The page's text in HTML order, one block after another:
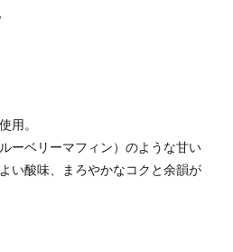
用。
ーベリーマフィン）のような甘い
い酸味、まろやかなコクと余韻が